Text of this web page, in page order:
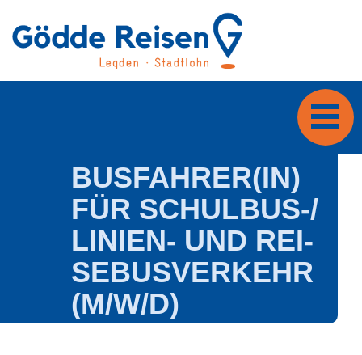
BUS­FAH­RER(IN)
FÜR SCHUL­BUS-/​
LI­NI­EN- UND REI­
SE­BUS­VER­KEHR
(M/​W/​D)